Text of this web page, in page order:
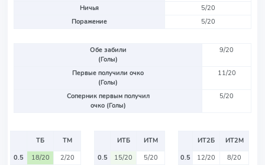
Ничья
5/20
Поражение
5/20
Обе забили
(Голы)
9/20
Первые получили очко
(Голы)
11/20
Соперник первым получил
очко (Голы)
5/20
ТБ
ТМ
0.5
18/20
2/20
ИТБ
ИТМ
0.5
15/20
5/20
ИТ2Б
ИТ2М
0.5
12/20
8/20